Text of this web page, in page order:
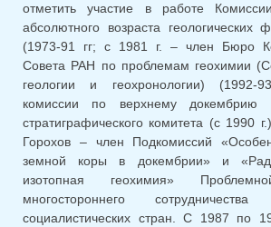
отметить участие в работе
абсолютного возраста
(1973-91 гг; с 1981 г. – член Бюро
Совета РАН по проблемам геохимии
геологии и геохронологии) (1992-
комиссии по верхнему докембрию
стратиграфического комитета (с 1990
Горохов – член Подкомиссий
земной коры в докембрии» и
изотопная геохимия»
многостороннего
социалистических стран. С 1987 по